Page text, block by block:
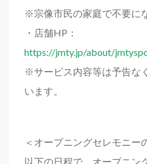
※宗像市民の家庭で不要に
・店舗HP：
https://jmty.jp/about/
※サービス内容等は予告な
います。
＜オープニングセレモニー
以下の日程で、オープニン